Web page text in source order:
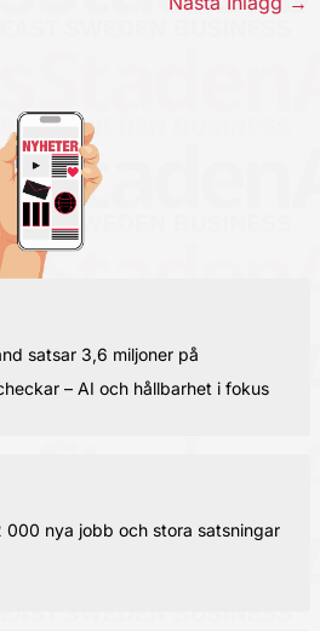
satsar 3,6 miljoner på
– AI och hållbarhet i fokus
000 nya jobb och stora satsningar